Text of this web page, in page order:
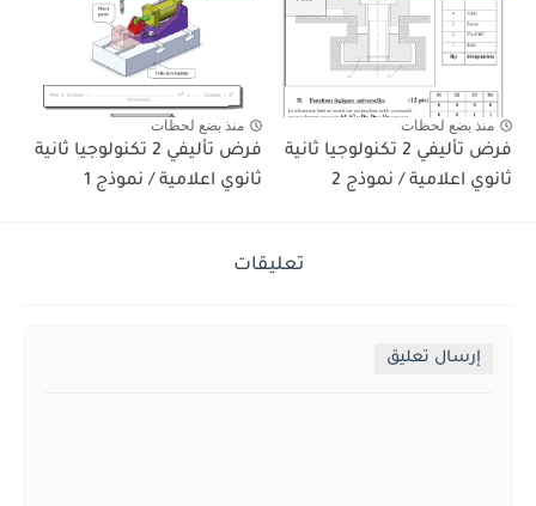
منذ بضع لحظات
فرض تأليفي 2 تكنولوجيا ثانية
ثانوي اعلامية / نموذج 2
منذ بضع لحظات
فرض تأليفي 2 تكنولوجيا ثانية
ثانوي اعلامية / نموذج 1
تعليقات
إرسال تعليق